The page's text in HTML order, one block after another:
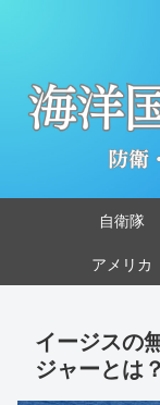
自衛隊
アメリカ
イージスの
ジャーとは？